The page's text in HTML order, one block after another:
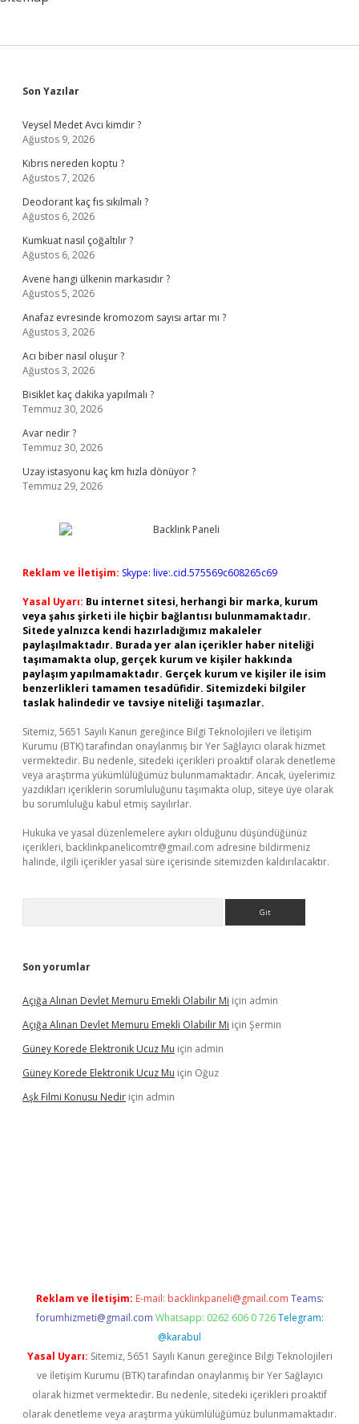
Sidebar
Son Yazılar
Veysel Medet Avcı kimdir ?
Ağustos 9, 2026
Kıbrıs nereden koptu ?
Ağustos 7, 2026
Deodorant kaç fıs sıkılmalı ?
Ağustos 6, 2026
Kumkuat nasıl çoğaltılır ?
Ağustos 6, 2026
Avene hangi ülkenin markasıdır ?
Ağustos 5, 2026
Anafaz evresinde kromozom sayısı artar mı ?
Ağustos 3, 2026
Acı biber nasıl oluşur ?
Ağustos 3, 2026
Bisiklet kaç dakika yapılmalı ?
Temmuz 30, 2026
Avar nedir ?
Temmuz 30, 2026
Uzay istasyonu kaç km hızla dönüyor ?
Temmuz 29, 2026
Reklam ve İletişim: Skype: live:.cid.575569c608265c69
Yasal Uyarı: Bu internet sitesi, herhangi bir marka, kurum
veya şahıs şirketi ile hiçbir bağlantısı bulunmamaktadır.
Sitede yalnızca kendi hazırladığımız makaleler
paylaşılmaktadır. Burada yer alan içerikler haber niteliği
taşımamakta olup, gerçek kurum ve kişiler hakkında
paylaşım yapılmamaktadır. Gerçek kurum ve kişiler ile isim
benzerlikleri tamamen tesadüfidir. Sitemizdeki bilgiler
taslak halindedir ve tavsiye niteliği taşımazlar.
Sitemiz, 5651 Sayılı Kanun gereğince Bilgi Teknolojileri ve İletişim
Kurumu (BTK) tarafından onaylanmış bir Yer Sağlayıcı olarak hizmet
vermektedir. Bu nedenle, sitedeki içerikleri proaktif olarak denetleme
veya araştırma yükümlülüğümüz bulunmamaktadır. Ancak, üyelerimiz
yazdıkları içeriklerin sorumluluğunu taşımakta olup, siteye üye olarak
bu sorumluluğu kabul etmiş sayılırlar.
Hukuka ve yasal düzenlemelere aykırı olduğunu düşündüğünüz
içerikleri, backlinkpanelicomtr@gmail.com adresine bildirmeniz
halinde, ilgili içerikler yasal süre içerisinde sitemizden kaldırılacaktır.
Son yorumlar
Açığa Alınan Devlet Memuru Emekli Olabilir Mi için admin
Açığa Alınan Devlet Memuru Emekli Olabilir Mi için Şermin
Güney Korede Elektronik Ucuz Mu için admin
Güney Korede Elektronik Ucuz Mu için Oğuz
Aşk Filmi Konusu Nedir için admin
Reklam ve İletişim: E-mail: backlinkpaneli@gmail.com Teams:
forumhizmeti@gmail.com Whatsapp: 0262 606 0 726 Telegram:
@karabul
Yasal Uyarı: Sitemiz, 5651 Sayılı Kanun gereğince Bilgi Teknolojileri
ve İletişim Kurumu (BTK) tarafından onaylanmış bir Yer Sağlayıcı
olarak hizmet vermektedir. Bu nedenle, sitedeki içerikleri proaktif
olarak denetleme veya araştırma yükümlülüğümüz bulunmamaktadır.